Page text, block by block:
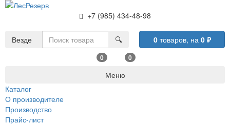
+7 (985) 434-48-98
Везде 🔍 0товаров, на 0₽
0 0
Меню
Каталог
О производителе
Производство
Прайс-лист